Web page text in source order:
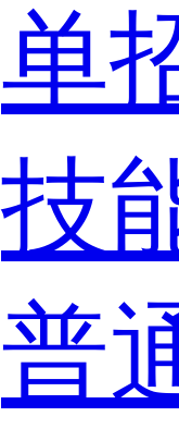
单
技
普